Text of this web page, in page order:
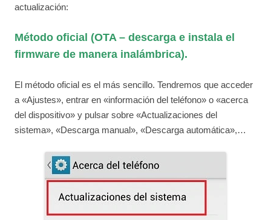
actualización:
Método oficial (OTA – descarga e instala el
firmware de manera inalámbrica).
El método oficial es el más sencillo. Tendremos que acceder
a «Ajustes», entrar en «información del teléfono» o «acerca
del dispositivo» y pulsar sobre «Actualizaciones del
sistema», «Descarga manual», «Descarga automática»,…